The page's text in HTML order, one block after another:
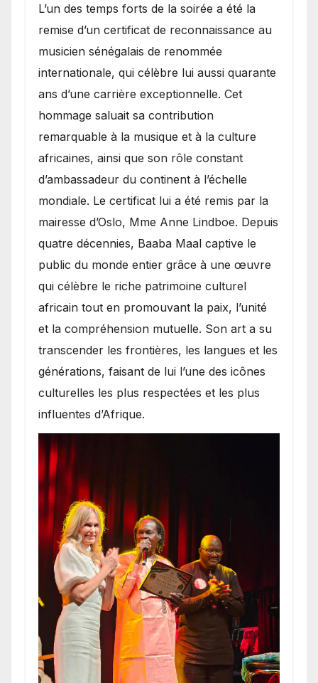
​L’un des temps forts de la soirée a été la
remise d’un certificat de reconnaissance au
musicien sénégalais de renommée
internationale, qui célèbre lui aussi quarante
ans d’une carrière exceptionnelle. Cet
hommage saluait sa contribution
remarquable à la musique et à la culture
africaines, ainsi que son rôle constant
d’ambassadeur du continent à l’échelle
mondiale. Le certificat lui a été remis par la
mairesse d’Oslo, Mme Anne Lindboe. Depuis
quatre décennies, Baaba Maal captive le
public du monde entier grâce à une œuvre
qui célèbre le riche patrimoine culturel
africain tout en promouvant la paix, l’unité
et la compréhension mutuelle. Son art a su
transcender les frontières, les langues et les
générations, faisant de lui l’une des icônes
culturelles les plus respectées et les plus
influentes d’Afrique.